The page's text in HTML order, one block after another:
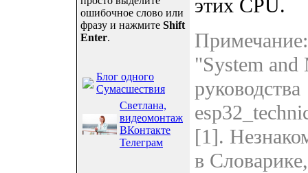
ошибочное слово или
фразу и нажмите Shift
Enter.
Блог одного
Сумасшествия
Светлана,
видеомонтаж
ВКонтакте
Телеграм
этих CPU.
Примечание:
"System and
руководства
[1].
в